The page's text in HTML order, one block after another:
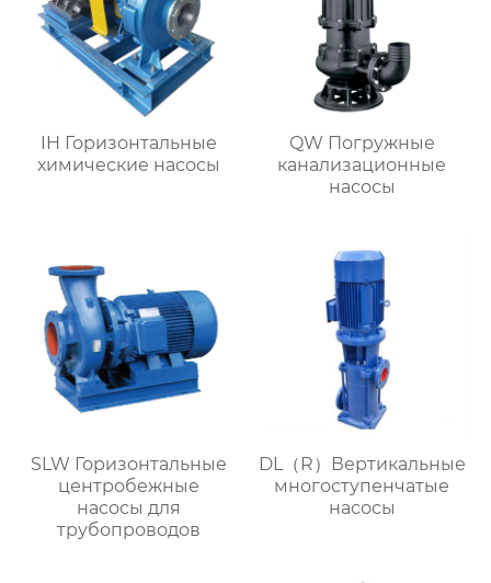
IH Горизонтальные
химические насосы
QW Погружные
канализационные
насосы
SLW Горизонтальные
центробежные
насосы для
трубопроводов
DL（R）Вертикальные
многоступенчатые
насосы